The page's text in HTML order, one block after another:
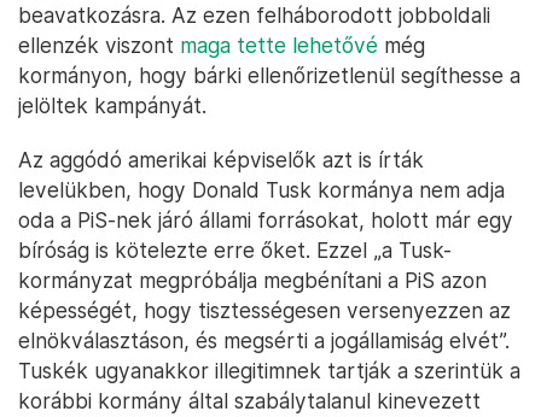
beavatkozásra. Az ezen felháborodott jobboldali
ellenzék viszont maga tette lehetővé még
kormányon, hogy bárki ellenőrizetlenül segíthesse a
jelöltek kampányát.
Az aggódó amerikai képviselők azt is írták
levelükben, hogy Donald Tusk kormánya nem adja
oda a PiS-nek járó állami forrásokat, holott már egy
bíróság is kötelezte erre őket. Ezzel „a Tusk-
kormányzat megpróbálja megbénítani a PiS azon
képességét, hogy tisztességesen versenyezzen az
elnökválasztáson, és megsérti a jogállamiság elvét”.
Tuskék ugyanakkor illegitimnek tartják a szerintük a
korábbi kormány által szabálytalanul kinevezett